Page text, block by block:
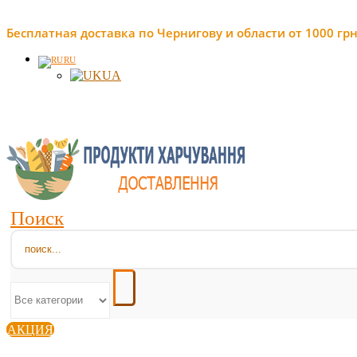
Бесплатная доставка по Чернигову и области от 1000
RU
UA
Поиск
АКЦИЯ